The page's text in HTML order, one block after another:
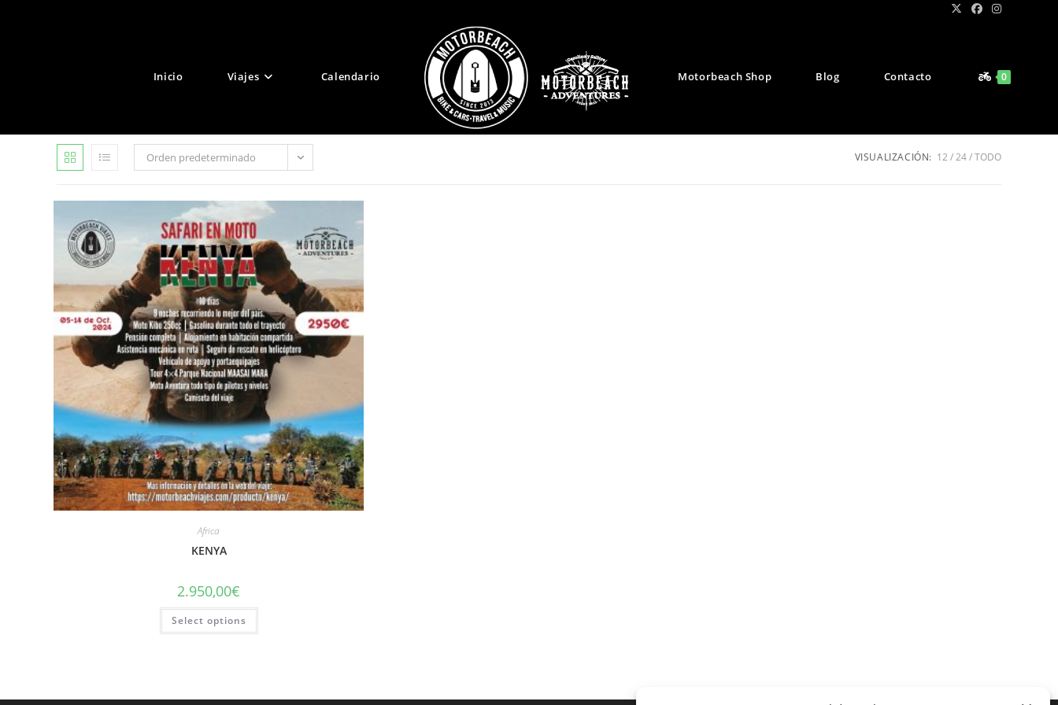
Inicio Viajes Calendario Motorbeach Shop Blog Contacto 0
Orden predeterminado VISUALIZACIÓN: 12 24 TODO
Africa
KENYA
2.950,00€
Select options